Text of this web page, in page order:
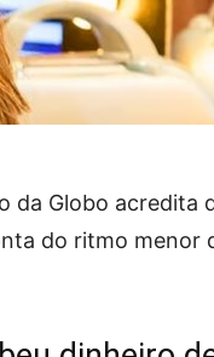
da Globo acredita
do ritmo menor